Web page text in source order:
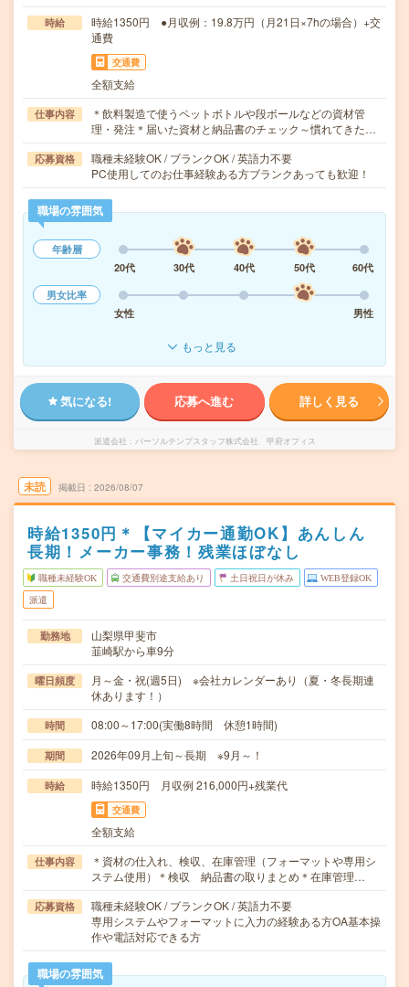
時給
時給1350円 ●月収例：19.8万円（月21日×7hの場合）+交
通費
交通費
全額支給
仕事内容
＊飲料製造で使うペットボトルや段ボールなどの資材管
理・発注＊届いた資材と納品書のチェック～慣れてきた…
応募資格
職種未経験OK / ブランクOK / 英語力不要
PC使用してのお仕事経験ある方ブランクあっても歓迎！
職場の雰囲気
年齢層
20代
30代 40代 50代
60代
男女比率
女性
男性
もっと見る
気になる! 応募へ進む 詳しく見る
派遣会社 パーソルテンプスタッフ株式会社 甲府オフィス
未読 掲載日 2026/08/07
時給1350円＊【マイカー通勤OK】あんしん
長期！メーカー事務！残業ほぼなし
職種未経験OK 交通費別途支給あり 土日祝日が休み WEB登録OK
派遣
勤務地
山梨県甲斐市
韮崎駅から車9分
曜日頻度
月～金・祝(週5日) ※会社カレンダーあり（夏・冬長期連
休あります！）
時間 08:00～17:00(実働8時間 休憩1時間)
期間 2026年09月上旬～長期 ※9月～！
時給 時給1350円 月収例 216,000円+残業代
交通費
全額支給
仕事内容
＊資材の仕入れ、検収、在庫管理（フォーマットや専用シ
ステム使用）＊検収 納品書の取りまとめ＊在庫管理…
応募資格
職種未経験OK / ブランクOK / 英語力不要
専用システムやフォーマットに入力の経験ある方OA基本操
作や電話対応できる方
職場の雰囲気